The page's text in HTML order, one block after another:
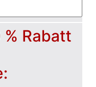
% Rabatt